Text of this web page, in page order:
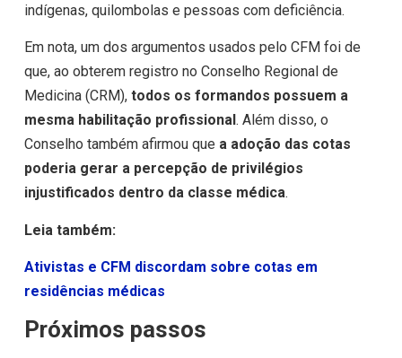
indígenas, quilombolas e pessoas com deficiência.
Em nota, um dos argumentos usados pelo CFM foi de
que, ao obterem registro no Conselho Regional de
Medicina (CRM), todos os formandos possuem a
mesma habilitação profissional . Além disso, o
Conselho também afirmou que a adoção das cotas
poderia gerar a percepção de privilégios
injustificados dentro da classe médica.
Leia também:
Ativistas e CFM discordam sobre cotas em
residências médicas
Próximos passos